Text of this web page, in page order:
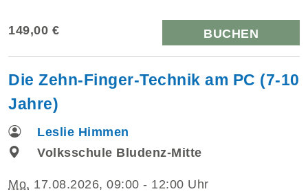
149,00 € BUCHEN
Die Zehn-Finger-Technik am PC (7-10
Jahre)
Leslie Himmen
Volksschule Bludenz-Mitte
Mo. 17.08.2026, 09:00 - 12:00 Uhr